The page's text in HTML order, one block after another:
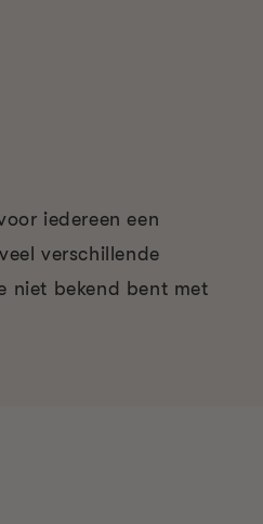
iedereen een
verschillende
niet bekend bent met